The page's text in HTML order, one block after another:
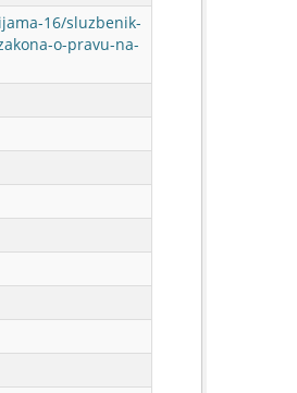
16/sluzbenik-
o-pravu-na-